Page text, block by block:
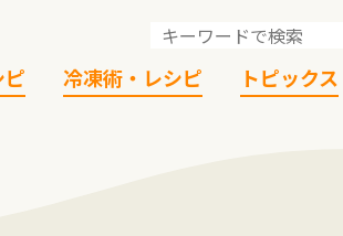
冷凍術・レシピ トピックス